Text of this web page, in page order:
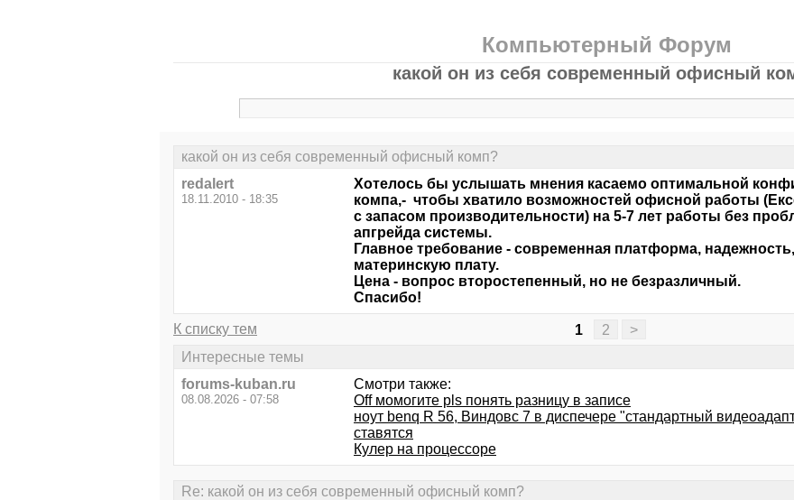
Компьютерный Форум
какой он из себя современный офисный
какой он из себя современный офисный комп?
redalert
18.11.2010 - 18:35
Хотелось бы услышать мнения касаемо оптимальной
компа,- чтобы хватило возможностей офисной работы
с запасом производительности) на 5-7 лет работы без
апгрейда системы.
Главное требование - современная платформа,
материнскую плату.
Цена - вопрос второстепенный, но не безразличный.
Спасибо!
К списку тем 1 2 >
Интересные темы
forums-kuban.ru
08.08.2026 - 07:58
Смотри также:
Оff момогите pls понять разницу в записе
ноут benq R 56, Виндовс 7 в диспечере "стандартный
ставятся
Кулер на процессоре
Re: какой он из себя современный офисный комп?